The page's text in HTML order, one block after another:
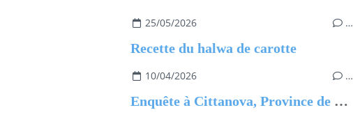
25/05/2026 …
Recette du halwa de carotte
10/04/2026 …
Enquête à Cittanova, Province de Reggio de Calabre